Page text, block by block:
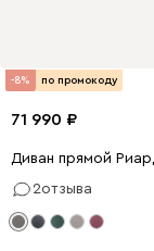
-8% по промокоду
71 990
Диван прямой
2отзыва